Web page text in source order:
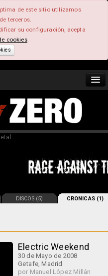
de este sitio utilizamos
terceros.
su configuración, acepta
cookies.
DISCOS (5) CRONICAS (1)
Electric Weekend
30 de Mayo de 2008
Getafe, Madrid
por Manuel López Millán